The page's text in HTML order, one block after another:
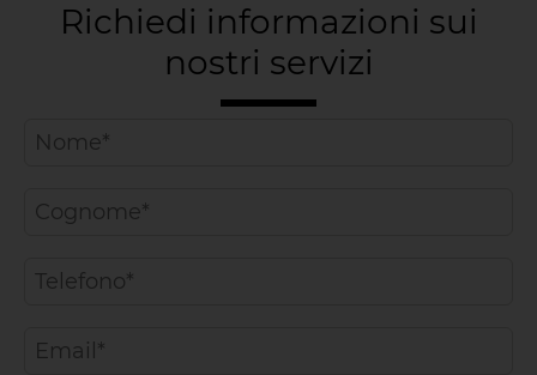
Richiedi informazioni sui
nostri servizi